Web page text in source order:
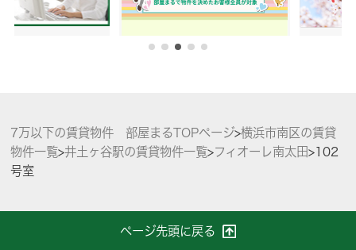
7万以下の賃貸物件 部屋まるTOPページ>横浜市南区の賃貸
物件一覧>井土ヶ谷駅の賃貸物件一覧>フィオーレ南太田>102
号室
ページ先頭に戻る